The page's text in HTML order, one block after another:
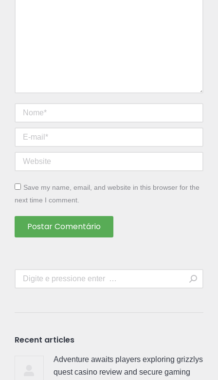
Nome *
E-mail *
Website
Save my name, email, and website in this browser for the
next time I comment.
Postar Comentário
Search:
Recent articles
Adventure awaits players exploring grizzlys
quest casino review and secure gaming